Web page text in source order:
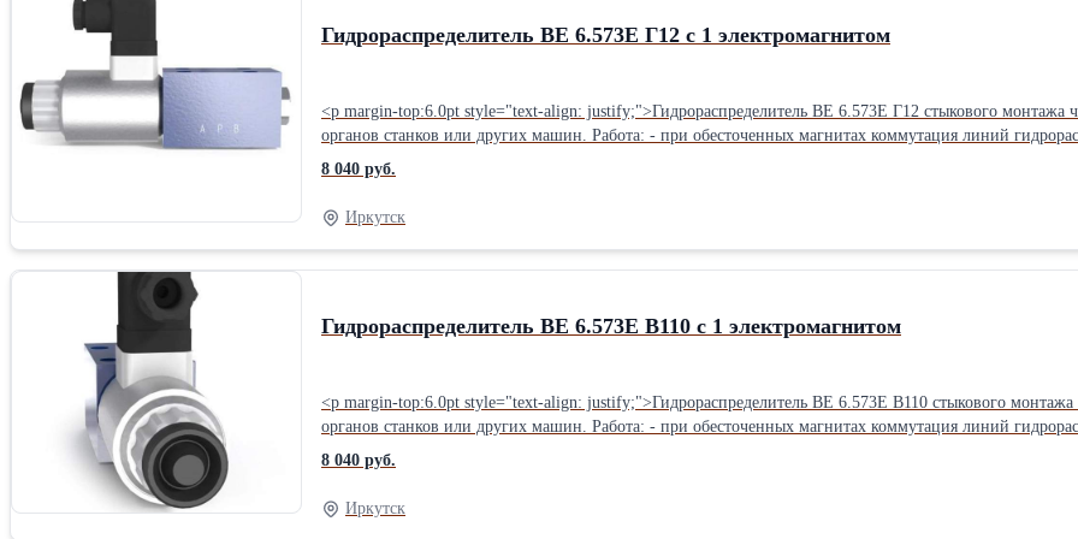
Гидрораспределитель ВЕ 6.573Е Г12 с 1 электромагнитом
<p margin-top:6.0pt style="text-align: justify;">Гидрораспределитель ВЕ 6.573Е Г12 стыкового монтажа
органов станков или других машин. Работа: - при обесточенных магнитах коммутация линий гидрораспределителя соответствует положению «0»; - при включении
электромагнита со стороны отверстия «А» коммутация линий гидрораспределителя соответствует положению «а»; - при включении электромагнита со
«В» коммутация линий гидрораспределителя соответствует положению «b». Условия эксплуатации: - положение при эксплуатации – любое; - рабочая жидкость –
минеральное масло; - номинальная тонкость фильтрации – 25 мкм. Габаритные и присоединительные размеры ВЕ 6.573Е Г12: Схема распределения потока ВЕ 6.573Е
Г12:Условный проход: 6 мм Управление: Электромагнитное Внутренняя герметичность
120 см3/мин Вид монтажа: Стыковой
8 040 руб.
Иркутск
Гидрораспределитель ВЕ 6.573Е В110 с 1 электромагнитом
<p margin-top:6.0pt style="text-align: justify;">Гидрораспределитель ВЕ 6.573Е В110 стыкового
органов станков или других машин. Работа: - при обесточенных магнитах коммутация линий гидрораспределителя соответствует положению «0»; - при включении
электромагнита со стороны отверстия «А» коммутация линий гидрораспределителя соответствует положению «а»; - при включении электромагнита со
«В» коммутация линий гидрораспределителя соответствует положению «b». Условия эксплуатации: - положение при эксплуатации – любое; - рабочая жидкость –
минеральное масло; - номинальная тонкость фильтрации – 25 мкм. Габаритные и присоединительные размеры ВЕ 6.573Е В110: Схема распределения потока ВЕ 6.573Е
В110:Условный проход: 6 мм Управление: Электромагнитное Внутренняя герметичность
8 040 руб.
Иркутск